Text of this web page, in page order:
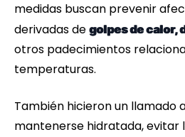
medidas buscan prevenir
derivadas de golpes de calor,
otros padecimientos
temperaturas.
También hicieron un llamado
mantenerse hidratada, evitar